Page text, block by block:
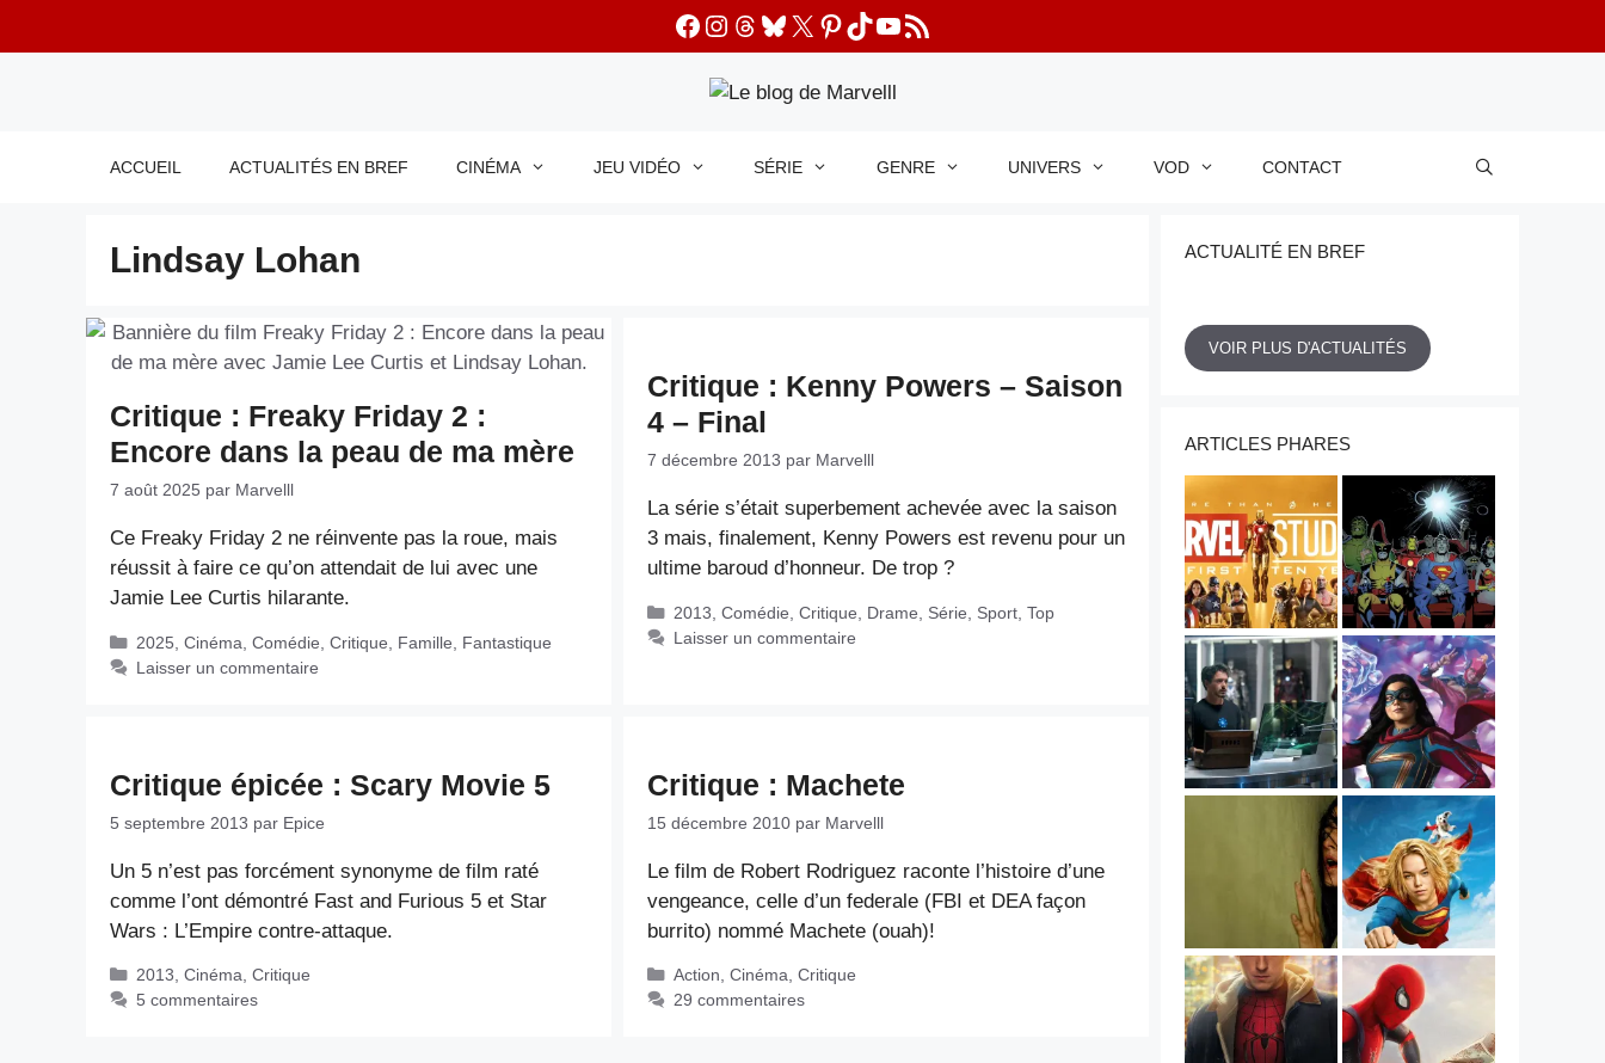
Facebook
Instagram
Threads
Bluesky
X Pinterest
TikTok
YouTube
Flux RSS
ACCUEIL ACTUALITÉS EN BREF CINÉMA JEU VIDÉO SÉRIE GENRE UNIVERS VOD CONTACT
Lindsay Lohan
Critique : Freaky Friday 2 :
Encore dans la peau de ma mère
7 août 2025 par Marvelll
Ce Freaky Friday 2 ne réinvente pas la roue, mais
réussit à faire ce qu’on attendait de lui avec une
Jamie Lee Curtis hilarante.
Catégories
2025 Cinéma Comédie Critique Famille
Fantastique
Laisser un commentaire
Critique : Kenny Powers – Saison
4 – Final
7 décembre 2013 par Marvelll
La série s’était superbement achevée avec la saison
3 mais, finalement, Kenny Powers est revenu pour un
ultime baroud d’honneur. De trop ?
Catégories
2013 Comédie Critique Drame Série Sport, Top
Laisser un commentaire
Critique épicée : Scary Movie 5
5 septembre 2013 par Epice
Un 5 n’est pas forcément synonyme de film raté
comme l’ont démontré Fast and Furious 5 et Star
Wars : L’Empire contre-attaque.
Catégories
2013, Cinéma, Critique
5 commentaires
Critique : Machete
15 décembre 2010 par Marvelll
Le film de Robert Rodriguez raconte l’histoire d’une
vengeance, celle d’un federale (FBI et DEA façon
burrito) nommé Machete (ouah)!
Catégories
Action, Cinéma, Critique
29 commentaires
ACTUALITÉ EN BREF
VOIR PLUS D'ACTUALITÉS
ARTICLES PHARES